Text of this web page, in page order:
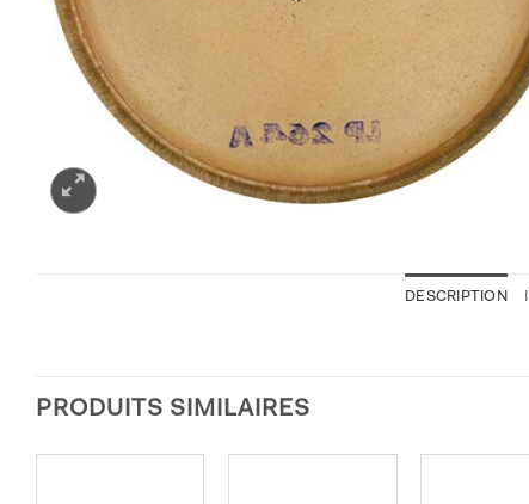
DESCRIPTION
PRODUITS SIMILAIRES